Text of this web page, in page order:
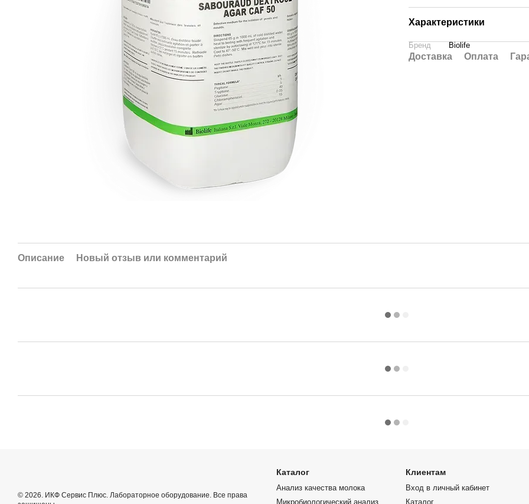
Характеристики
Бренд Biolife
Доставка Оплата
Описание Новый отзыв или комментарий
© 2026. ИКФ Сервис Плюс. Лабораторное оборудование. Все права
Каталог
Анализ качества молока
Микробиологический анализ
Клиентам
Вход в личный кабинет
Каталог